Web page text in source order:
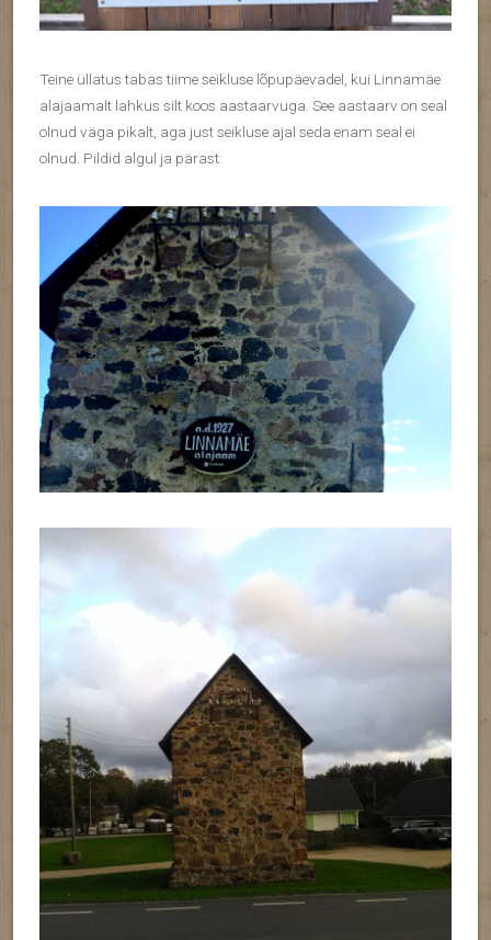
Teine üllatus tabas tiime seikluse lõpupäevadel, kui Linnamäe
alajaamalt lahkus silt koos aastaarvuga. See aastaarv on seal
olnud väga pikalt, aga just seikluse ajal seda enam seal ei
olnud. Pildid algul ja pärast: